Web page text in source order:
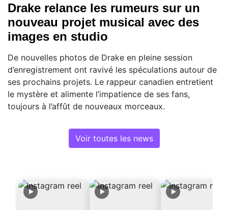
Drake relance les rumeurs sur un
nouveau projet musical avec des
images en studio
De nouvelles photos de Drake en pleine session
d’enregistrement ont ravivé les spéculations autour de
ses prochains projets. Le rappeur canadien entretient
le mystère et alimente l’impatience de ses fans,
toujours à l’affût de nouveaux morceaux.
Voir toutes les news